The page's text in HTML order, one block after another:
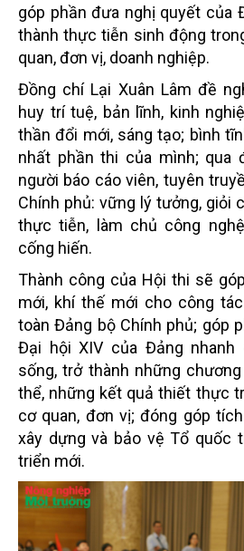
góp phần đưa nghị quyết của
thành thực tiễn sinh động
quan, đơn vị, doanh nghiệp.
Đồng chí Lại Xuân Lâm đề
huy trí tuệ, bản lĩnh, kinh
thần đổi mới, sáng tạo; bình
nhất phần thi của mình; qua
người báo cáo viên, tuyên
Chính phủ: vững lý tưởng, giỏi
thực tiễn, làm chủ công
cống hiến.
Thành công của Hội thi sẽ
mới, khí thế mới cho công
toàn Đảng bộ Chính phủ; góp
Đại hội XIV của Đảng nhanh
sống, trở thành những
thể, những kết quả thiết thực
cơ quan, đơn vị; đóng góp
xây dựng và bảo vệ Tổ quốc
triển mới.